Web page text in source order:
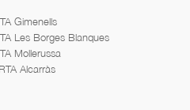
Gimenells
Les Borges Blanques
Mollerussa
Alcarràs